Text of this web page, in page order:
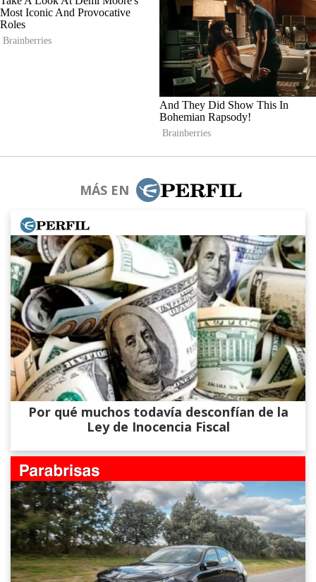
MÁS EN
Por qué muchos todavía desconfían de la
Ley de Inocencia Fiscal